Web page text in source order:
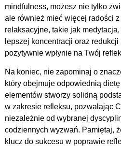
mindfulness, możesz nie tylko
ale również mieć więcej radości
relaksacyjne, takie jak
lepszej koncentracji oraz
pozytywnie wpłynie na Twój
Na koniec, nie zapominaj o
który obejmuje odpowiednią
elementów stworzy solidną
w zakresie refleksu, pozwalając
niezależnie od wybranej
codziennych wyzwań. Pamiętaj,
klucz do sukcesu w poprawie